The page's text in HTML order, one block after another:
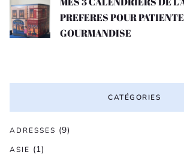
PREFERES POUR
GOURMANDISE
CATÉGORIES
ADRESSES (9)
ASIE (1)